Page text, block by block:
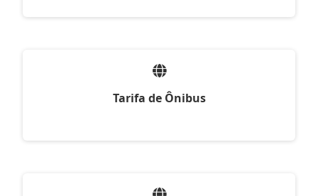
Tarifa de Ônibus